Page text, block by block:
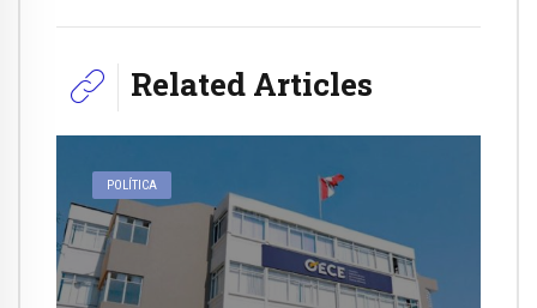
Related Articles
POLÍTICA